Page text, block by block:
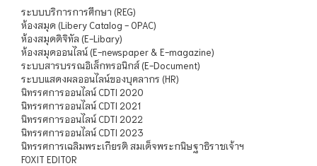
ระบบบริการการศึกษา (REG)
ห้องสมุด (Libery Catalog - OPAC)
ห้องสมุดดิจิทัล (E-Libary)
ห้องสมุดออนไลน์ (E-newspaper & E-magazine)
ระบบสารบรรณอิเล็กทรอนิกส์ (E-Document)
ระบบแสดงผลออนไลน์ของบุคลากร (HR)
นิทรรศการออนไลน์ CDTI 2020
นิทรรศการออนไลน์ CDTI 2021
นิทรรศการออนไลน์ CDTI 2022
นิทรรศการออนไลน์ CDTI 2023
นิทรรศการเฉลิมพระเกียรติ สมเด็จพระกนิษฐาธิราชเจ้าฯ
FOXIT EDITOR